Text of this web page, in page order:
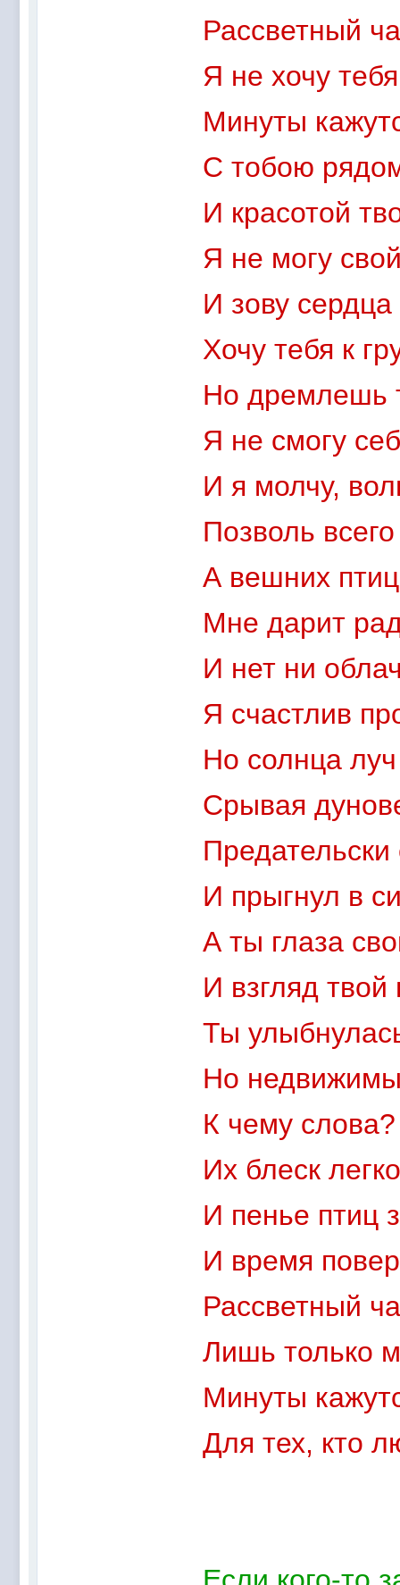
Рассветный
Я не хочу
Минуты
С тобою
И красотой
Я не могу
И зову сердца
Хочу тебя к
Но дремлешь
Я не смогу
И я молчу,
Позволь
А вешних
Мне дарит
И нет ни
Я счастлив
Но солнца
Срывая
Предательски
И прыгнул в
А ты глаза
И взгляд
Ты
Но
К чему слова?
Их блеск
И пенье птиц
И время
Рассветный
Лишь только
Минуты
Для тех, кто